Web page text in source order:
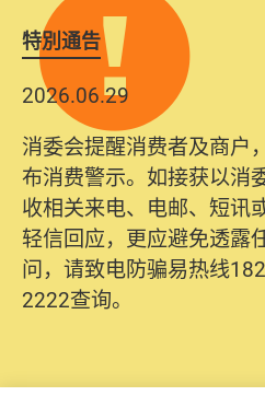
特別通告
2026.06.29
消委会提醒消费者及商户
布消费警示。如接获以消
收相关来电、电邮、短讯
轻信回应，更应避免透露
问，请致电防骗易热线
2222查询。